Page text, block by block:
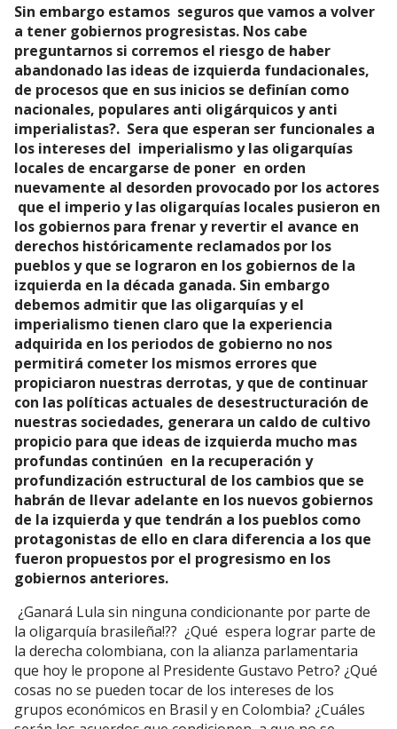
Sin embargo estamos seguros que vamos a volver
a tener gobiernos progresistas. Nos cabe
preguntarnos si corremos el riesgo de haber
abandonado las ideas de izquierda fundacionales,
de procesos que en sus inicios se definían como
nacionales, populares anti oligárquicos y anti
imperialistas?. Sera que esperan ser funcionales a
los intereses del imperialismo y las oligarquías
locales de encargarse de poner en orden
nuevamente al desorden provocado por los actores
que el imperio y las oligarquías locales pusieron en
los gobiernos para frenar y revertir el avance en
derechos históricamente reclamados por los
pueblos y que se lograron en los gobiernos de la
izquierda en la década ganada. Sin embargo
debemos admitir que las oligarquías y el
imperialismo tienen claro que la experiencia
adquirida en los periodos de gobierno no nos
permitirá cometer los mismos errores que
propiciaron nuestras derrotas, y que de continuar
con las políticas actuales de desestructuración de
nuestras sociedades, generara un caldo de cultivo
propicio para que ideas de izquierda mucho mas
profundas continúen en la recuperación y
profundización estructural de los cambios que se
habrán de llevar adelante en los nuevos gobiernos
de la izquierda y que tendrán a los pueblos como
protagonistas de ello en clara diferencia a los que
fueron propuestos por el progresismo en los
gobiernos anteriores.
¿Ganará Lula sin ninguna condicionante por parte de
la oligarquía brasileña!?? ¿Qué espera lograr parte de
la derecha colombiana, con la alianza parlamentaria
que hoy le propone al Presidente Gustavo Petro? ¿Qué
cosas no se pueden tocar de los intereses de los
grupos económicos en Brasil y en Colombia? ¿Cuáles